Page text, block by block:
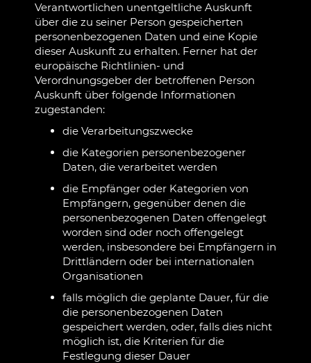
Verantwortlichen unentgeltliche Auskunft
über die zu seiner Person gespeicherten
personenbezogenen Daten und eine Kopie
dieser Auskunft zu erhalten. Ferner hat der
europäische Richtlinien- und
Verordnungsgeber der betroffenen Person
Auskunft über folgende Informationen
zugestanden:
die Verarbeitungszwecke
die Kategorien personenbezogener
Daten, die verarbeitet werden
die Empfänger oder Kategorien von
Empfängern, gegenüber denen die
personenbezogenen Daten offengelegt
worden sind oder noch offengelegt
werden, insbesondere bei Empfängern in
Drittländern oder bei internationalen
Organisationen
falls möglich die geplante Dauer, für die
die personenbezogenen Daten
gespeichert werden, oder, falls dies nicht
möglich ist, die Kriterien für die
Festlegung dieser Dauer